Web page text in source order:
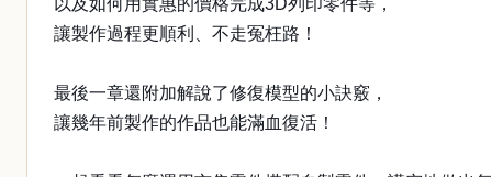
以及如何用實惠的價格完成3D列印零件等，
讓製作過程更順利、不走冤枉路！
最後一章還附加解說了修復模型的小訣竅，
讓幾年前製作的作品也能滿血復活！